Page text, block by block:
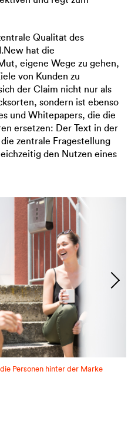
Qualität des
hat die
eigene Wege zu gehen,
von Kunden zu
der Claim nicht nur als
sondern ist ebenso
und Whitepapers, die die
ersetzen: Der Text in der
zentrale Fragestellung
den Nutzen eines
Personen hinter der Marke